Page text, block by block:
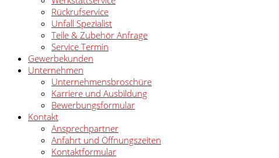
Rückrufservice
Unfall Spezialist
Teile & Zubehör Anfrage
Service Termin
Gewerbekunden
Unternehmen
Unternehmensbroschüre
Karriere und Ausbildung
Bewerbungsformular
Kontakt
Ansprechpartner
Anfahrt und Öffnungszeiten
Kontaktformular